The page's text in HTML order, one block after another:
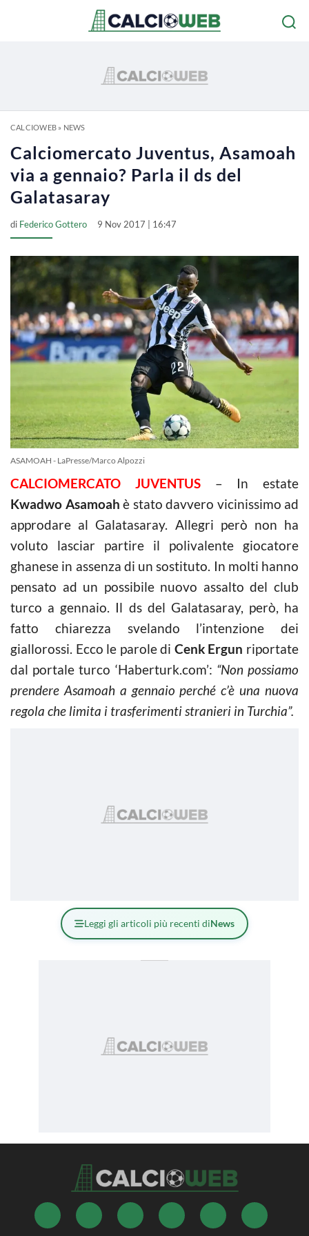
CALCIOWEB» NEWS
Calciomercato Juventus, Asamoah
via a gennaio? Parla il ds del
Galatasaray
di Federico Gottero 9 Nov 2017 | 16:47
ASAMOAH - LaPresse/Marco Alpozzi
CALCIOMERCATO JUVENTUS
– In estate
Kwadwo Asamoah è stato davvero vicinissimo ad
approdare al Galatasaray. Allegri però non ha
voluto lasciar partire il polivalente giocatore
ghanese in assenza di un sostituto. In molti hanno
pensato ad un possibile nuovo assalto del club
turco a gennaio. Il ds del Galatasaray, però, ha
fatto chiarezza svelando l’intenzione dei
giallorossi. Ecco le parole di Cenk Ergun riportate
dal portale turco ‘Haberturk.com’: “Non possiamo
prendere Asamoah a gennaio perché c’è una nuova
regola che limita i trasferimenti stranieri in Turchia”.
Leggi gli articoli più recenti diNews